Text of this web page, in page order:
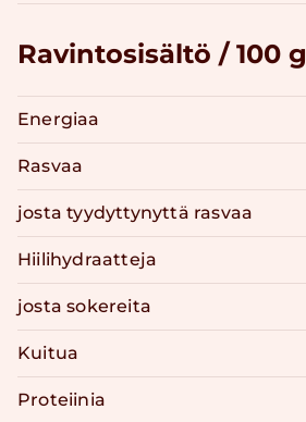
Ravintosisältö / 100 g
Energiaa
Rasvaa
josta tyydyttynyttä rasvaa
Hiilihydraatteja
josta sokereita
Kuitua
Proteiinia